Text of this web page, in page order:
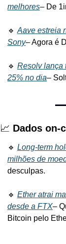
melhores– De
🔹 Aave estreia
Sony– Agora é
🔹 Resolv lança
25% no dia–
📈 Dados on-
🔹 Long-term
milhões de
desculpas.
🔹 Ether atrai
desde a FTX–
Bitcoin pelo